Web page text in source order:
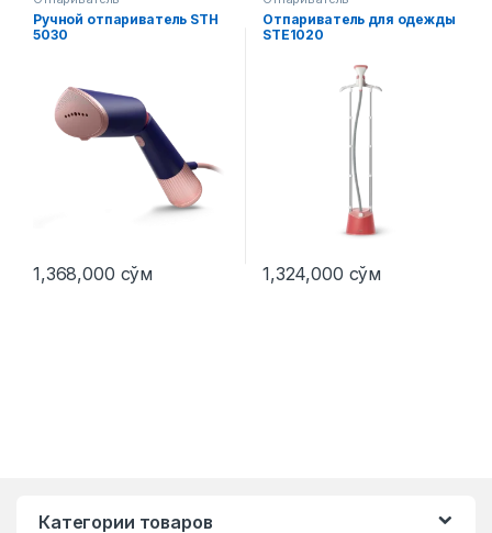
Ручной отпариватель SТH
5030
1,368,000 сўм
Отпариватель для одежды
STE1020
1,324,000 сўм
Категории товаров